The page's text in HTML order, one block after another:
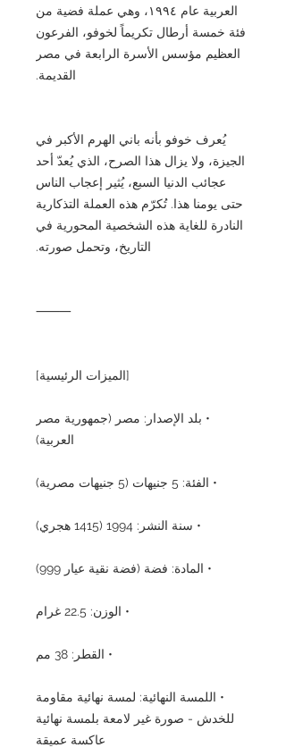
العربية عام ١٩٩٤، وهي عملة فضية من
فئة خمسة أرطال تكريماً لخوفو، الفرعون
العظيم مؤسس الأسرة الرابعة في مصر
القديمة.
يُعرف خوفو بأنه باني الهرم الأكبر في
الجيزة، ولا يزال هذا الصرح، الذي يُعدّ أحد
عجائب الدنيا السبع، يُثير إعجاب الناس
حتى يومنا هذا. تُكرّم هذه العملة التذكارية
النادرة للغاية هذه الشخصية المحورية في
التاريخ، وتحمل صورته.
⸻
[الميزات الرئيسية]
• بلد الإصدار: مصر (جمهورية مصر
العربية)
• الفئة: 5 جنيهات (5 جنيهات مصرية)
• سنة النشر: 1994 (1415 هجري)
• المادة: فضة (فضة نقية عيار 999)
• الوزن: 22.5 غرام
• القطر: 38 مم
• اللمسة النهائية: لمسة نهائية مقاومة
للخدش - صورة غير لامعة بلمسة نهائية
عاكسة عميقة